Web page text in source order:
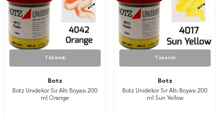
Tükendi
Botz
Botz Unidekor Sır Altı Boyası 200
ml Orange
Tükendi
Botz
Botz Unidekor Sır Altı Boyası 200
ml Sun Yellow